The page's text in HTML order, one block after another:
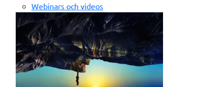
Webinars och videos